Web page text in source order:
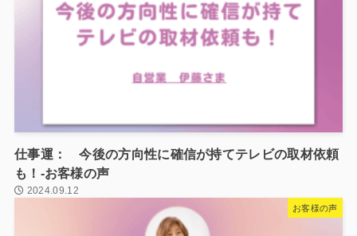
仕事運： 今後の方向性に確信が持てテレビの取材依頼
も！-お客様の声
2024.09.12
お客様の声